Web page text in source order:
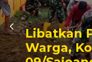
Triwulan